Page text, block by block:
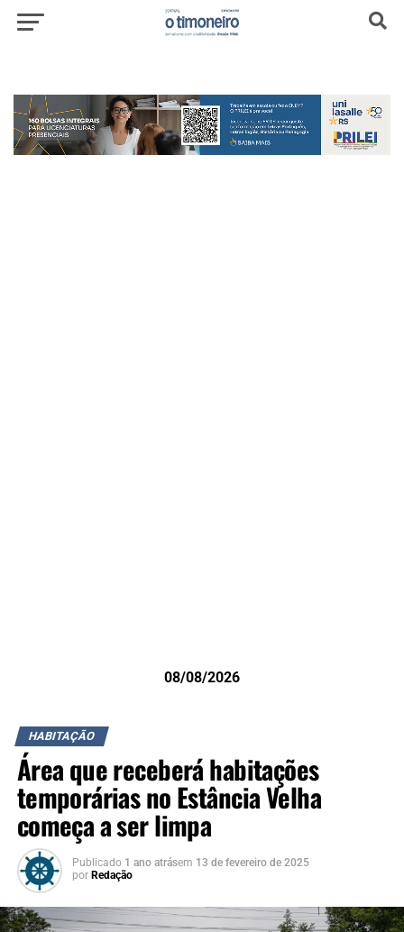
08/08/2026
HABITAÇÃO
Área que receberá habitações
temporárias no Estância Velha
começa a ser limpa
Publicado 1 ano atrásem 13 de fevereiro de 2025
por Redação